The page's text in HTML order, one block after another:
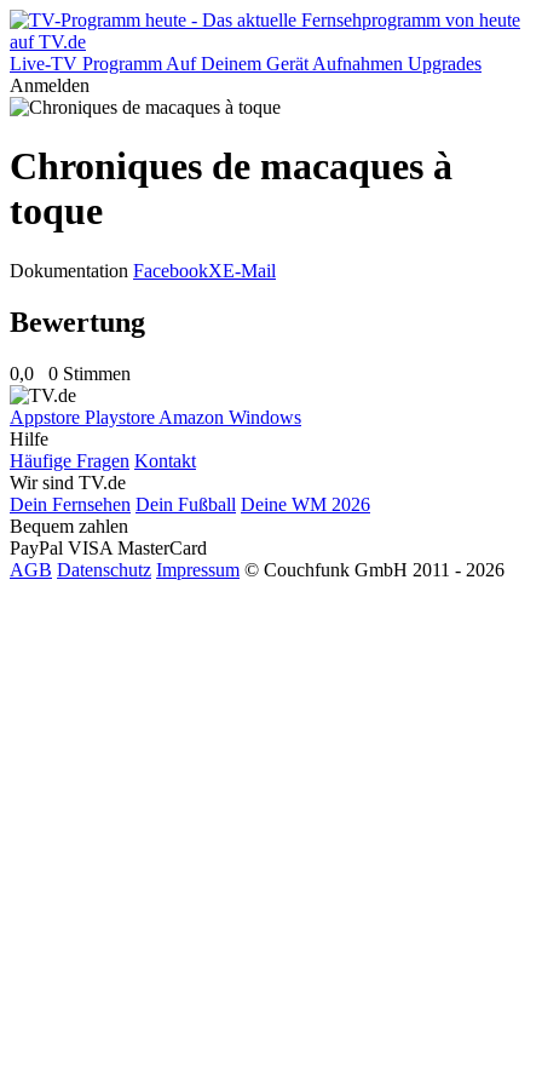
Live-TV Programm Auf Deinem Gerät Aufnahmen Upgrades
Anmelden
Chroniques de macaques à
toque
Dokumentation FacebookXE-Mail
Bewertung
0,0 0 Stimmen
Appstore Playstore Amazon Windows
Hilfe
Häufige Fragen Kontakt
Wir sind TV.de
Dein Fernsehen Dein Fußball Deine WM 2026
Bequem zahlen
PayPal VISA MasterCard
AGB Datenschutz Impressum © Couchfunk GmbH 2011 - 2026